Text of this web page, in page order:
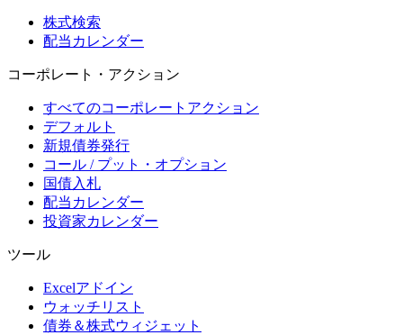
株式検索
配当カレンダー
コーポレート・アクション
すべてのコーポレートアクション
デフォルト
新規債券発行
コール / プット・オプション
国債入札
配当カレンダー
投資家カレンダー
ツール
Excelアドイン
ウォッチリスト
債券＆株式ウィジェット